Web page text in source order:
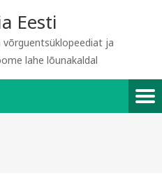
Eesti
võrguentsüklopeediat ja
lahe lõunakaldal